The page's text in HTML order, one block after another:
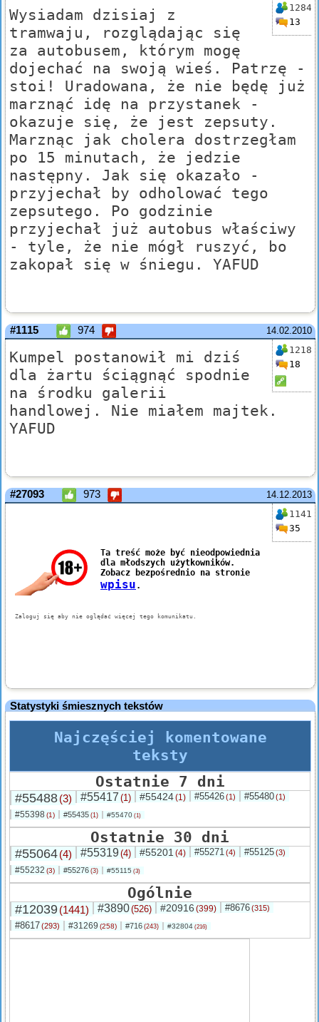
1284
13
Wysiadam dzisiaj z
tramwaju, rozglądając się
za autobusem, którym mogę
dojechać na swoją wieś. Patrzę -
stoi! Uradowana, że nie będę już
marznąć idę na przystanek -
okazuje się, że jest zepsuty.
Marznąc jak cholera dostrzegłam
po 15 minutach, że jedzie
następny. Jak się okazało -
przyjechał by odholować tego
zepsutego. Po godzinie
przyjechał już autobus właściwy
- tyle, że nie mógł ruszyć, bo
zakopał się w śniegu. YAFUD
14.02.2010
#1115 974
1218
18
Kumpel postanowił mi dziś
dla żartu ściągnąć spodnie
na środku galerii
handlowej. Nie miałem majtek.
YAFUD
14.12.2013
#27093 973
1141
35
Statystyki śmiesznych tekstów
Najczęściej komentowane
teksty
Ostatnie 7 dni
#55488(3) #55417 (1) #55424(1) #55426(1) #55480(1)
#55398 (1) #55435 (1) #55470 (1)
Ostatnie 30 dni
#55064(4) #55319(4) #55201 (4) #55271(4) #55125(3)
#55232 (3) #55276 (3) #55115 (3)
Ogólnie
#12039(1441) #3890(526) #20916 (399) #8676(315)
#8617(293) #31269 (258) #716 (243) #32804 (216)